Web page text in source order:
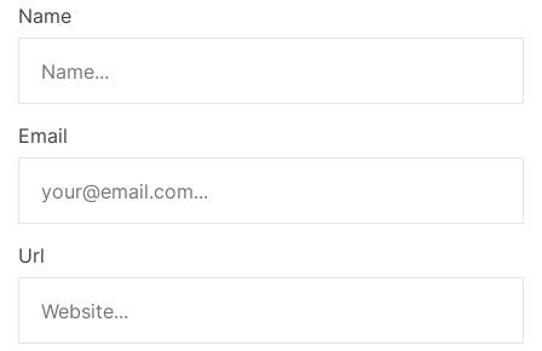
Name
Email
Url